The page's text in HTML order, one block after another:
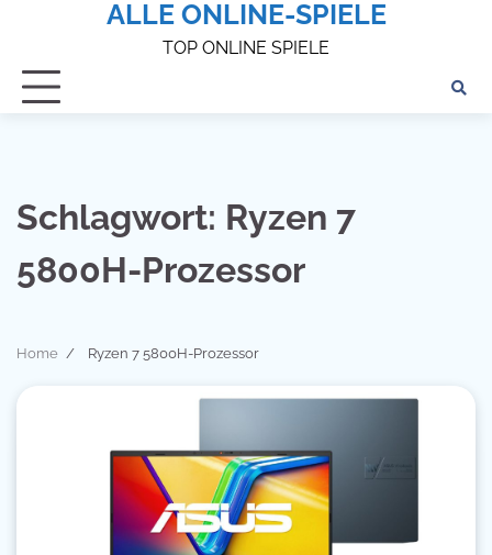
ALLE ONLINE-SPIELE
TOP ONLINE SPIELE
Schlagwort: Ryzen 7
5800H-Prozessor
Home Ryzen 7 5800H-Prozessor